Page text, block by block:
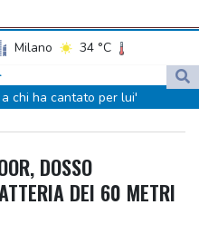
Milano
34 °C
chi ha cantato per lui'
e i cinque anni di talebani
dopo dati Usa, in discesa
DOSSO
DEI 60 METRI